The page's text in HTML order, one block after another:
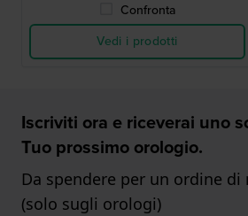
Confronta
Vedi i prodotti
Iscriviti ora e riceverai uno
Tuo prossimo orologio.
Da spendere per un ordine
(solo sugli orologi)